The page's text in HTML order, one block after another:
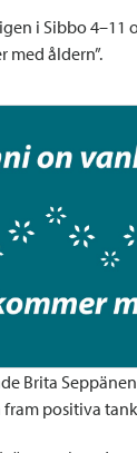
i Sibbo 4–11
med åldern”.
Brita
fram positiva